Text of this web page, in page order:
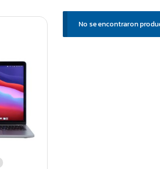
No se encontraron